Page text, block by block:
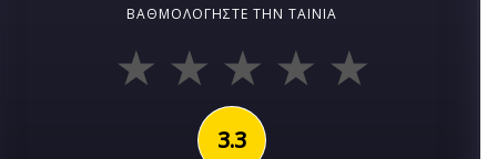
ΒΑΘΜΟΛΟΓΉΣΤΕ ΤΗΝ ΤΑΙΝΊΑ
3.3